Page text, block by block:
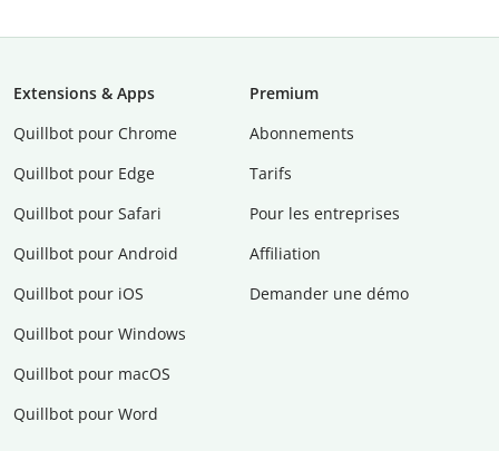
Extensions & Apps
Quillbot pour Chrome
Quillbot pour Edge
Quillbot pour Safari
Quillbot pour Android
Quillbot pour iOS
Quillbot pour Windows
Quillbot pour macOS
Quillbot pour Word
Premium
Abonnements
Tarifs
Pour les entreprises
Affiliation
Demander une démo